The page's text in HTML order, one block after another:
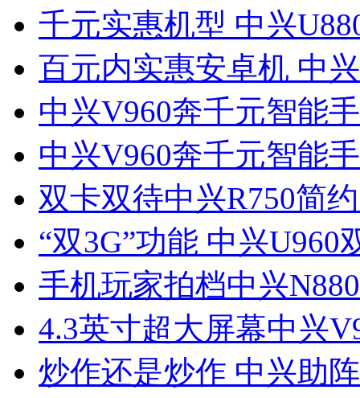
千元实惠机型 中兴
百元内实惠安卓机 中
中兴V960奔千元智能
中兴V960奔千元智能
双卡双待中兴R750简
“双3G”功能 中兴U960
手机玩家拍档中兴
4.3英寸超大屏幕中兴
炒作还是炒作 中兴助